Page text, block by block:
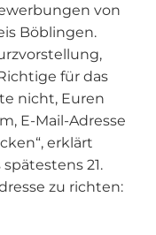
von
Böblingen.
für das
nicht, Euren
E-Mail-Adresse
erklärt
21.
zu richten: